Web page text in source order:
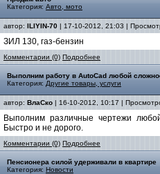
Категория: Авто, мото
автор: ILIYIN-70 | 17-10-2012, 21:03 |
ЗИЛ 130, газ-бензин
Комментарии (0) Подробнее
Выполним работу в AutoCad любой
Категория: Другие товары, услуги
автор: ВлаСко | 16-10-2012, 10:17 |
Выполним различные чертежи
Быстро и не дорого.
Комментарии (0) Подробнее
Пенсионера силой удерживали в квартире
Категория: Новости